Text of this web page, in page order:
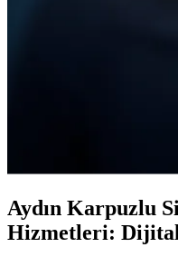
Aydın Karpuzlu
Hizmetleri: